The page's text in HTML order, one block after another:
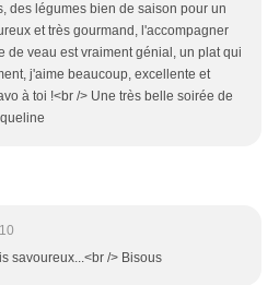
des légumes bien de saison pour un
et très gourmand, l'accompagner
de veau est vraiment génial, un plat qui
j'aime beaucoup, excellente et
à toi !<br /> Une très belle soirée de
savoureux...<br /> Bisous